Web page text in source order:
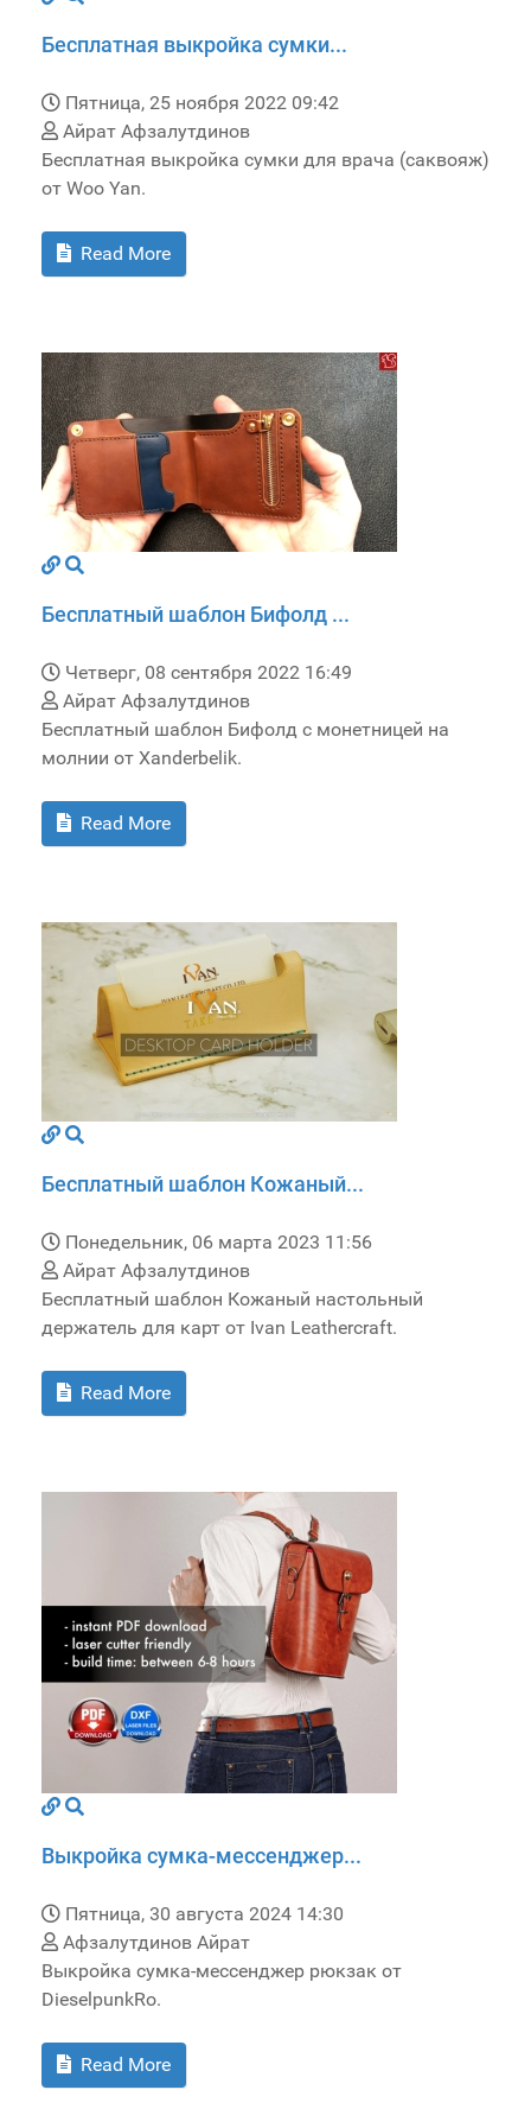
Бесплатная выкройка сумки...
Пятница, 25 ноября 2022 09:42
Айрат Афзалутдинов
Бесплатная выкройка сумки для врача (саквояж)
от Woo Yan.
Read More
Бесплатный шаблон Бифолд ...
Четверг, 08 сентября 2022 16:49
Айрат Афзалутдинов
Бесплатный шаблон Бифолд с монетницей на
молнии от Xanderbelik.
Read More
Бесплатный шаблон Кожаный...
Понедельник, 06 марта 2023 11:56
Айрат Афзалутдинов
Бесплатный шаблон Кожаный настольный
держатель для карт от Ivan Leathercraft.
Read More
Выкройка сумка-мессенджер...
Пятница, 30 августа 2024 14:30
Афзалутдинов Айрат
Выкройка сумка-мессенджер рюкзак от
DieselpunkRo.
Read More